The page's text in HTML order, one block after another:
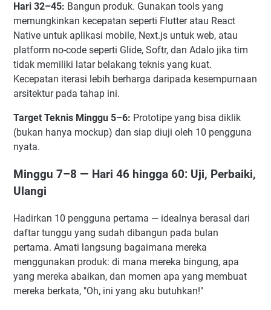
Hari 32–45: Bangun produk. Gunakan tools yang
memungkinkan kecepatan seperti Flutter atau React
Native untuk aplikasi mobile, Next.js untuk web, atau
platform no-code seperti Glide, Softr, dan Adalo jika tim
tidak memiliki latar belakang teknis yang kuat.
Kecepatan iterasi lebih berharga daripada kesempurnaan
arsitektur pada tahap ini.
Target Teknis Minggu 5–6: Prototipe yang bisa diklik
(bukan hanya mockup) dan siap diuji oleh 10 pengguna
nyata.
Minggu 7–8 — Hari 46 hingga 60: Uji, Perbaiki,
Ulangi
Hadirkan 10 pengguna pertama — idealnya berasal dari
daftar tunggu yang sudah dibangun pada bulan
pertama. Amati langsung bagaimana mereka
menggunakan produk: di mana mereka bingung, apa
yang mereka abaikan, dan momen apa yang membuat
mereka berkata, "Oh, ini yang aku butuhkan!"